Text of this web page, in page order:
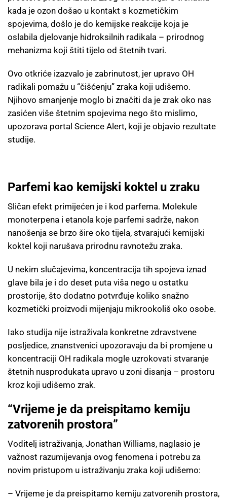
kada je ozon došao u kontakt s kozmetičkim
spojevima, došlo je do kemijske reakcije koja je
oslabila djelovanje hidroksilnih radikala – prirodnog
mehanizma koji štiti tijelo od štetnih tvari.
Ovo otkriće izazvalo je zabrinutost, jer upravo OH
radikali pomažu u “čišćenju” zraka koji udišemo.
Njihovo smanjenje moglo bi značiti da je zrak oko nas
zasićen više štetnim spojevima nego što mislimo,
upozorava portal Science Alert, koji je objavio rezultate
studije.
Parfemi kao kemijski koktel u zraku
Sličan efekt primijećen je i kod parfema. Molekule
monoterpena i etanola koje parfemi sadrže, nakon
nanošenja se brzo šire oko tijela, stvarajući kemijski
koktel koji narušava prirodnu ravnotežu zraka.
U nekim slučajevima, koncentracija tih spojeva iznad
glave bila je i do deset puta viša nego u ostatku
prostorije, što dodatno potvrđuje koliko snažno
kozmetički proizvodi mijenjaju mikrookoliš oko osobe.
Iako studija nije istraživala konkretne zdravstvene
posljedice, znanstvenici upozoravaju da bi promjene u
koncentraciji OH radikala mogle uzrokovati stvaranje
štetnih nusprodukata upravo u zoni disanja – prostoru
kroz koji udišemo zrak.
“Vrijeme je da preispitamo kemiju
zatvorenih prostora”
Voditelj istraživanja, Jonathan Williams, naglasio je
važnost razumijevanja ovog fenomena i potrebu za
novim pristupom u istraživanju zraka koji udišemo:
– Vrijeme je da preispitamo kemiju zatvorenih prostora,